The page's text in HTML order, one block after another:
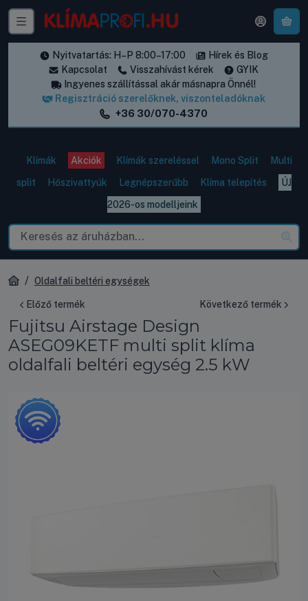
Nyitvatartás: H–P 8:00–17:00
Hírek és Blog
Kapcsolat
Visszahívást kérek
GYIK
Ingyenes szállítással akár másnapra Önnél!
Regisztráció szerelőknek, viszonteladóknak
+36 30/070-4370
Klímák Akciók Klímák szereléssel Mono Split
Multi
split
Hőszivattyúk Legnépszerűbb Klíma telepítés
ÚJ
2026-os modelljeink
Oldalfali beltéri egységek
Előző termék Következő termék
Fujitsu Airstage Design
ASEG09KETF multi split klíma
oldalfali beltéri egység 2.5 kW